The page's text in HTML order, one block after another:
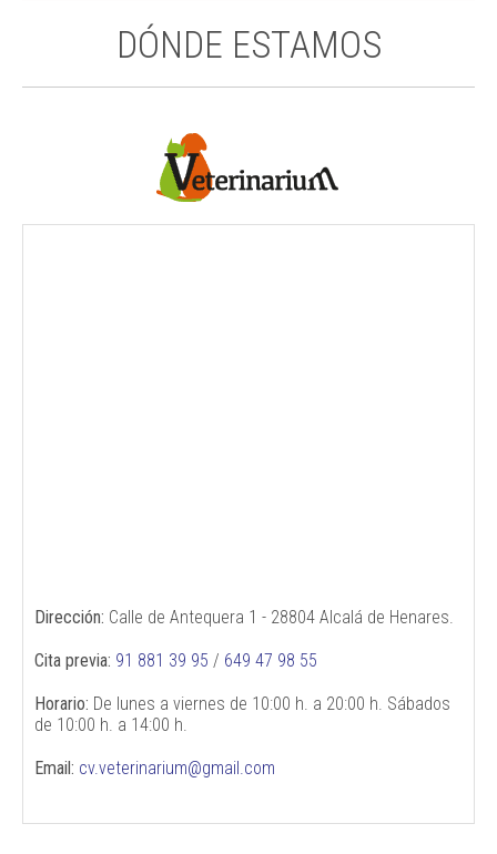
DÓNDE ESTAMOS
Dirección: Calle de Antequera 1 - 28804 Alcalá de Henares.
Cita previa: 91 881 39 95 / 649 47 98 55
Horario: De lunes a viernes de 10:00 h. a 20:00 h. Sábados
de 10:00 h. a 14:00 h.
Email: cv.veterinarium@gmail.com